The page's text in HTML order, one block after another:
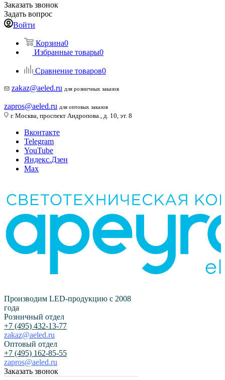
Заказать звонок
Задать вопрос
Войти
Корзина0
Избранные товары0
Сравнение товаров0
zakaz@aeled.ru для розничных заказов
zapros@aeled.ru для оптовых заказов
г. Москва, проспект Андропова., д. 10, эт. 8
Вконтакте
Telegram
YouTube
Яндекс.Дзен
Max
Производим LED-продукцию с 2008
года
Розничный отдел
+7 (495) 432-13-77
zakaz@aeled.ru
Оптовый отдел
+7 (495) 162-85-55
zapros@aeled.ru
Заказать звонок